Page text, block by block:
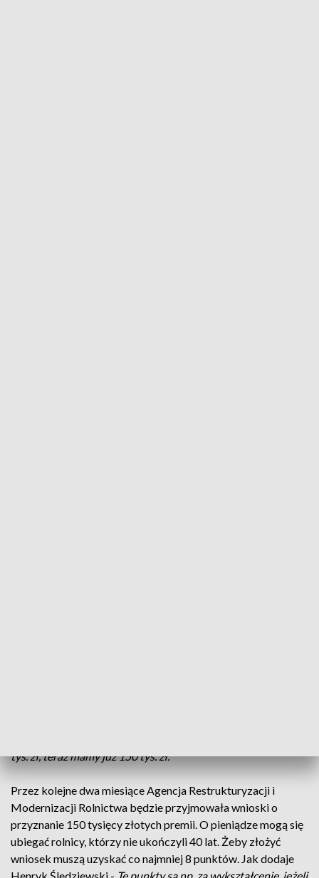
tys. zł, teraz mamy już 150 tys. zł.
Przez kolejne dwa miesiące Agencja Restrukturyzacji i
Modernizacji Rolnictwa będzie przyjmowała wnioski o
przyznanie 150 tysięcy złotych premii. O pieniądze mogą się
ubiegać rolnicy, którzy nie ukończyli 40 lat. Żeby złożyć
wniosek muszą uzyskać co najmniej 8 punktów. Jak dodaje